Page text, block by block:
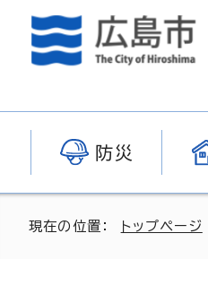
防災
現在の位置： トップページ